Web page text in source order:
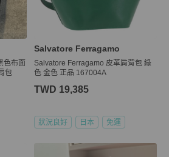
色布面
包
Salvatore Ferragamo
Salvatore Ferragamo 皮革肩背包 綠
色 金色 正品 167004A
TWD 19,385
狀況良好 日本 免運